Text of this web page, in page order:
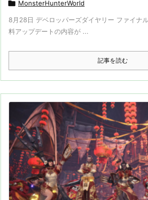
 MonsterHunterWorld
8月28日 デベロッパーズダイヤリー ファイナ
料アップデートの内容が ...
記事を読む